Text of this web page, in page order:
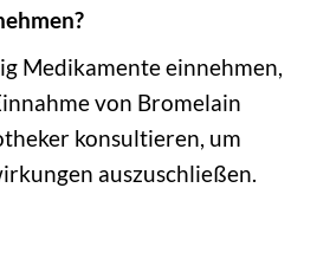
Medikamente einnehmen,
von Bromelain
konsultieren, um
auszuschließen.